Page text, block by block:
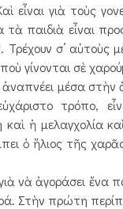
εἶναι γιὰ τοὺς
παιδιὰ εἶναι
Τρέχουν σ’
γίνονται σὲ
μέσα
τρόπο,
ἡ μελαγχολία
ὁ ἥλιος τῆς
νὰ ἀγοράσει ἕνα
Στὴν πρώτη